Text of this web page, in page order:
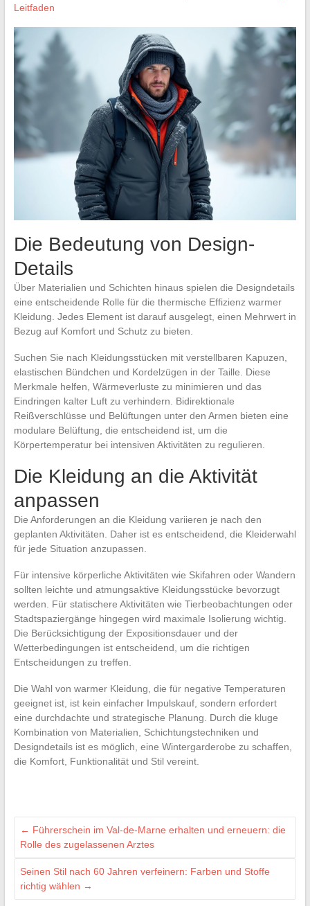
Leitfaden
Die Bedeutung von Design-
Details
Über Materialien und Schichten hinaus spielen die Designdetails
eine entscheidende Rolle für die thermische Effizienz warmer
Kleidung. Jedes Element ist darauf ausgelegt, einen Mehrwert in
Bezug auf Komfort und Schutz zu bieten.
Suchen Sie nach Kleidungsstücken mit verstellbaren Kapuzen,
elastischen Bündchen und Kordelzügen in der Taille. Diese
Merkmale helfen, Wärmeverluste zu minimieren und das
Eindringen kalter Luft zu verhindern. Bidirektionale
Reißverschlüsse und Belüftungen unter den Armen bieten eine
modulare Belüftung, die entscheidend ist, um die
Körpertemperatur bei intensiven Aktivitäten zu regulieren.
Die Kleidung an die Aktivität
anpassen
Die Anforderungen an die Kleidung variieren je nach den
geplanten Aktivitäten. Daher ist es entscheidend, die Kleiderwahl
für jede Situation anzupassen.
Für intensive körperliche Aktivitäten wie Skifahren oder Wandern
sollten leichte und atmungsaktive Kleidungsstücke bevorzugt
werden. Für statischere Aktivitäten wie Tierbeobachtungen oder
Stadtspaziergänge hingegen wird maximale Isolierung wichtig.
Die Berücksichtigung der Expositionsdauer und der
Wetterbedingungen ist entscheidend, um die richtigen
Entscheidungen zu treffen.
Die Wahl von warmer Kleidung, die für negative Temperaturen
geeignet ist, ist kein einfacher Impulskauf, sondern erfordert
eine durchdachte und strategische Planung. Durch die kluge
Kombination von Materialien, Schichtungstechniken und
Designdetails ist es möglich, eine Wintergarderobe zu schaffen,
die Komfort, Funktionalität und Stil vereint.
← Führerschein im Val-de-Marne erhalten und erneuern: die
Rolle des zugelassenen Arztes
Seinen Stil nach 60 Jahren verfeinern: Farben und Stoffe
richtig wählen →